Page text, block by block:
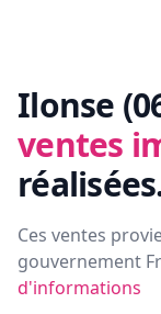
Ilonse
ventes
Ces ventes
gouvernement
d'informations